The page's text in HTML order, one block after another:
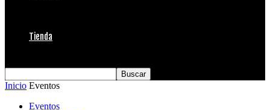
Tienda
Inicio Eventos
Eventos